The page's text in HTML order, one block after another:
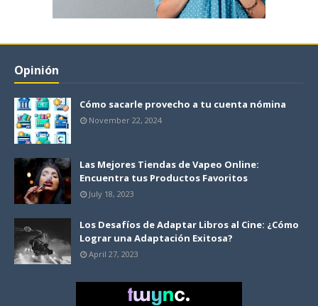
Opinión
Cómo sacarle provecho a tu cuenta nómina
November 22, 2024
Las Mejores Tiendas de Vapeo Online:
Encuentra tus Productos Favoritos
July 18, 2023
Los Desafíos de Adaptar Libros al Cine: ¿Cómo
Lograr una Adaptación Exitosa?
April 27, 2023